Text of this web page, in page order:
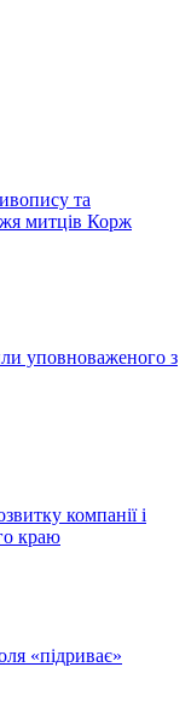
та
митців Корж
уповноваженого з
компанії і
краю
«підриває»